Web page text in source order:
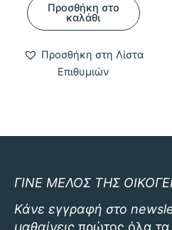
Προσθήκη στο
καλάθι
Προσθήκη στη Λίστα
Επιθυμιών
ΓΙΝΕ ΜΕΛΟΣ ΤΗΣ
Κάνε εγγραφή στο